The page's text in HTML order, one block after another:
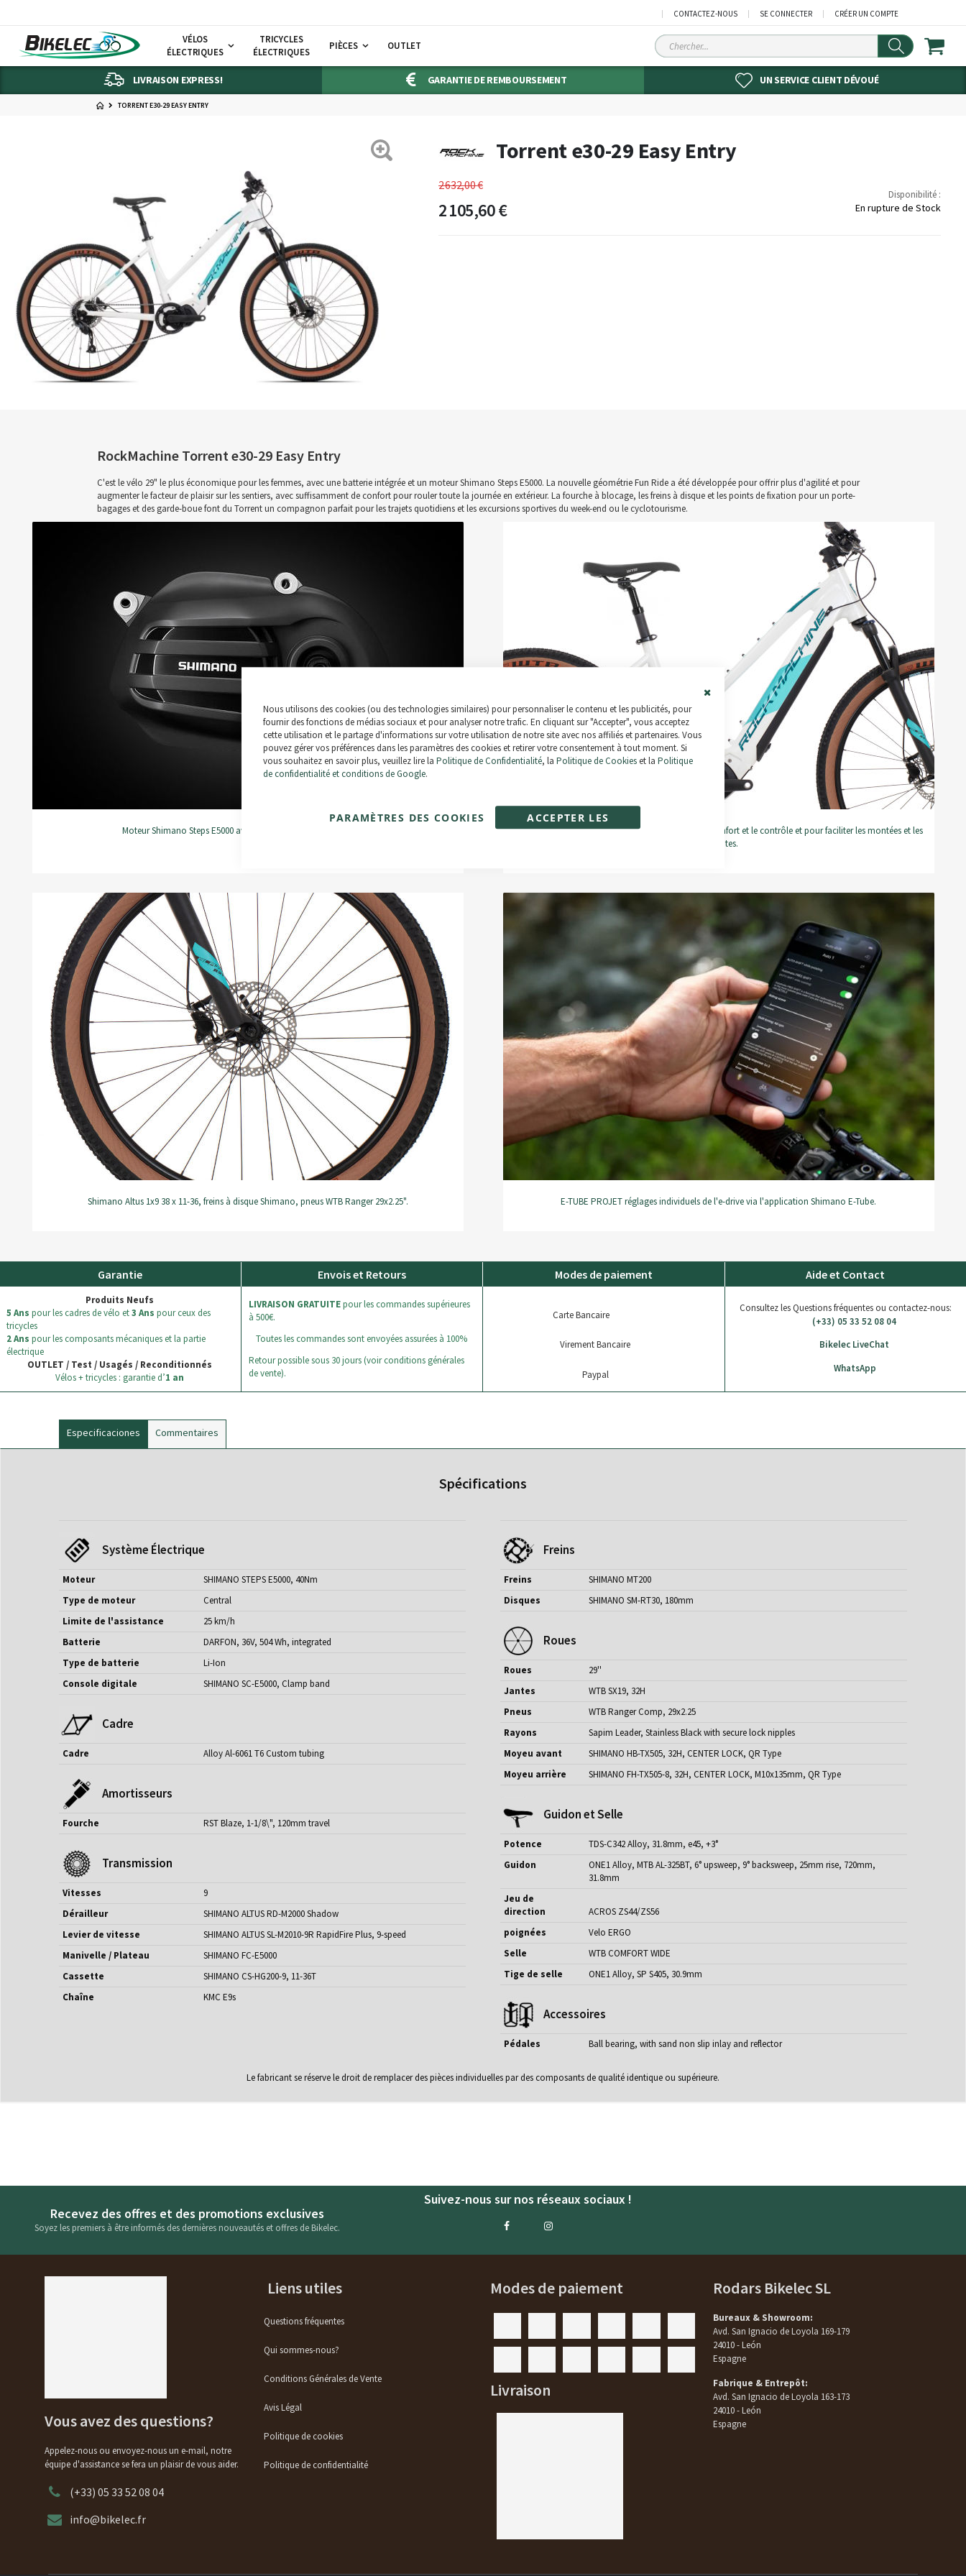
Nous utilisons des cookies (ou des technologies similaires) pour personnaliser le contenu et les publicités, pour
fournir des fonctions de médias sociaux et pour analyser notre trafic. En cliquant sur "Accepter", vous acceptez
cette utilisation et le partage d'informations sur votre utilisation de notre site avec nos affiliés et partenaires. Vous
pouvez gérer vos préférences dans les paramètres des cookies et retirer votre consentement à tout moment. Si
vous souhaitez en savoir plus, veuillez lire la Politique de Confidentialité, la Politique de Cookieset la Politique
de confidentialité et conditions de Google.
ACCEPTER LES
PARAMÈTRES DES COOKIES
CONTACTEZ-NOUS SE CONNECTER CRÉER UN COMPTE
VÉLOS
ÉLECTRIQUES
TRICYCLES
ÉLECTRIQUES
PIÈCES OUTLET Chercher
LIVRAISON EXPRESS! GARANTIE DE REMBOURSEMENT UN SERVICE CLIENT DÉVOUÉ
TORRENT E30-29 EASY ENTRY
Torrent e30-29 Easy Entry
2 632,00 €
2 105,60 €
Disponibilité :
En rupture de Stock
RockMachine Torrent e30-29 Easy Entry
C'est le vélo 29" le plus économique pour les femmes, avec une batterie intégrée et un moteur Shimano Steps E5000. La nouvelle géométrie Fun Ride a été développée pour offrir plus d'agilité et pour
augmenter le facteur de plaisir sur les sentiers, avec suffisamment de confort pour rouler toute la journée en extérieur. La fourche à blocage, les freins à disque et les points de fixation pour un porte-
bagages et des garde-boue font du Torrent un compagnon parfait pour les trajets quotidiens et les excursions sportives du week-end ou le cyclotourisme.
Moteur Shimano Steps E5000 avec 40 Nm, batterie Darfon 504 Wh
Cadre avec géométrie Fun Ride pour augmenter le confort et le contrôle et pour faciliter les montées et les
descentes.
Shimano Altus 1x9 38 x 11-36, freins à disque Shimano, pneus WTB Ranger 29x2.25". E-TUBE PROJET réglages individuels de l'e-drive via l'application Shimano E-Tube.
Garantie
Produits Neufs
5 Ans pour les cadres de vélo et3 Ans pour ceux des
tricycles
2 Ans pour les composants mécaniques et la partie
électrique
OUTLET / Test / Usagés / Reconditionnés
Vélos + tricycles : garantie d’1 an
Envois et Retours
LIVRAISON GRATUITEpour les commandes supérieures
à 500€.
Toutes les commandes sont envoyées assurées à 100%
Retour possible sous 30 jours (voir conditions générales
de vente).
Modes de paiement
Carte Bancaire
Virement Bancaire
Paypal
Aide et Contact
Consultez les Questions fréquentes ou contactez-nous:
(+33) 05 33 52 08 04
Bikelec LiveChat
WhatsApp
Especificaciones
Spécifications
Système Électrique
Moteur
SHIMANO STEPS E5000, 40Nm
Type de moteur
Central
Limite de l'assistance
25 km/h
Batterie
DARFON, 36V, 504 Wh, integrated
Type de batterie
Li-Ion
Console digitale
SHIMANO SC-E5000, Clamp band
Cadre
Cadre Alloy Al-6061 T6 Custom tubing
Amortisseurs
Fourche RST Blaze, 1-1/8\", 120mm travel
Transmission
Vitesses
9
Dérailleur
SHIMANO ALTUS RD-M2000 Shadow
Levier de vitesse
SHIMANO ALTUS SL-M2010-9R RapidFire Plus, 9-speed
Manivelle / Plateau
SHIMANO FC-E5000
Cassette
SHIMANO CS-HG200-9, 11-36T
Chaîne
KMC E9s
Freins
Freins
SHIMANO MT200
Disques
SHIMANO SM-RT30, 180mm
Roues
Roues
29''
Jantes
WTB SX19, 32H
Pneus
WTB Ranger Comp, 29x2.25
Rayons
Sapim Leader, Stainless Black with secure lock nipples
Moyeu avant
SHIMANO HB-TX505, 32H, CENTER LOCK, QR Type
Moyeu arrière
SHIMANO FH-TX505-8, 32H, CENTER LOCK, M10x135mm, QR Type
Guidon et Selle
Potence
TDS-C342 Alloy, 31.8mm, e45, +3°
Guidon
ONE1 Alloy, MTB AL-325BT, 6° upsweep, 9° backsweep, 25mm rise, 720mm,
31.8mm
Jeu de
direction
ACROS ZS44/ZS56
poignées
Velo ERGO
Selle
WTB COMFORT WIDE
Tige de selle
ONE1 Alloy, SP S405, 30.9mm
Accessoires
Pédales Ball bearing, with sand non slip inlay and reflector
Le fabricant se réserve le droit de remplacer des pièces individuelles par des composants de qualité identique ou supérieure.
Commentaires
Recevez des offres et des promotions exclusives
Soyez les premiers à être informés des dernières nouveautés et offres de Bikelec.
Suivez-nous sur nos réseaux sociaux !
Vous avez des questions?
Appelez-nous ou envoyez-nous un e-mail, notre
équipe d'assistance se fera un plaisir de vous aider.
(+33) 05 33 52 08 04
info@bikelec.fr
Liens utiles
Questions fréquentes
Qui sommes-nous?
Conditions Générales de Vente
Avis Légal
Politique de cookies
Politique de confidentialité
Modes de paiement
Livraison
Rodars Bikelec SL
Bureaux & Showroom:
Avd. San Ignacio de Loyola 169-179
24010 - León
Espagne
Fabrique & Entrepôt:
Avd. San Ignacio de Loyola 163-173
24010 - León
Espagne